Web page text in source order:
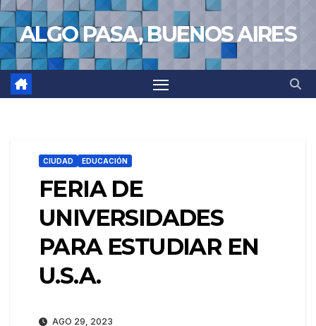
Saltar
al
contenido
ALGO PASA, BUENOS AIRES
CIUDAD EDUCACIÓN
FERIA DE
UNIVERSIDADES
PARA ESTUDIAR EN
U.S.A.
AGO 29, 2023